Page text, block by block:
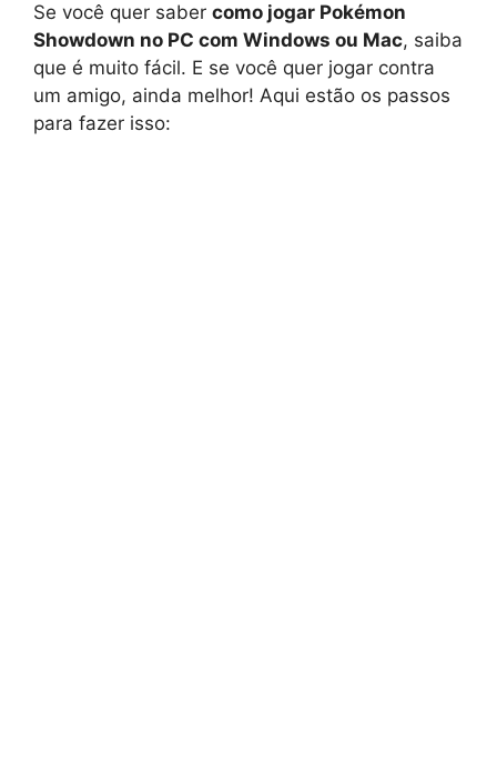
Se você quer saber como jogar Pokémon
Showdown no PC com Windows ou Mac, saiba
que é muito fácil. E se você quer jogar contra
um amigo, ainda melhor! Aqui estão os passos
para fazer isso: